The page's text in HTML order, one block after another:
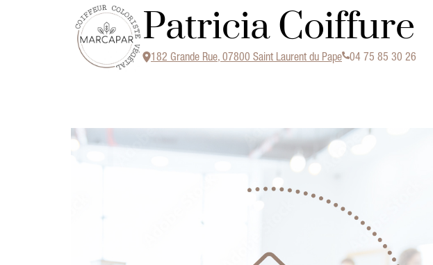
Patricia Coiffure
182 Grande Rue, 07800 Saint Laurent du Pape 04 75 85 30 26